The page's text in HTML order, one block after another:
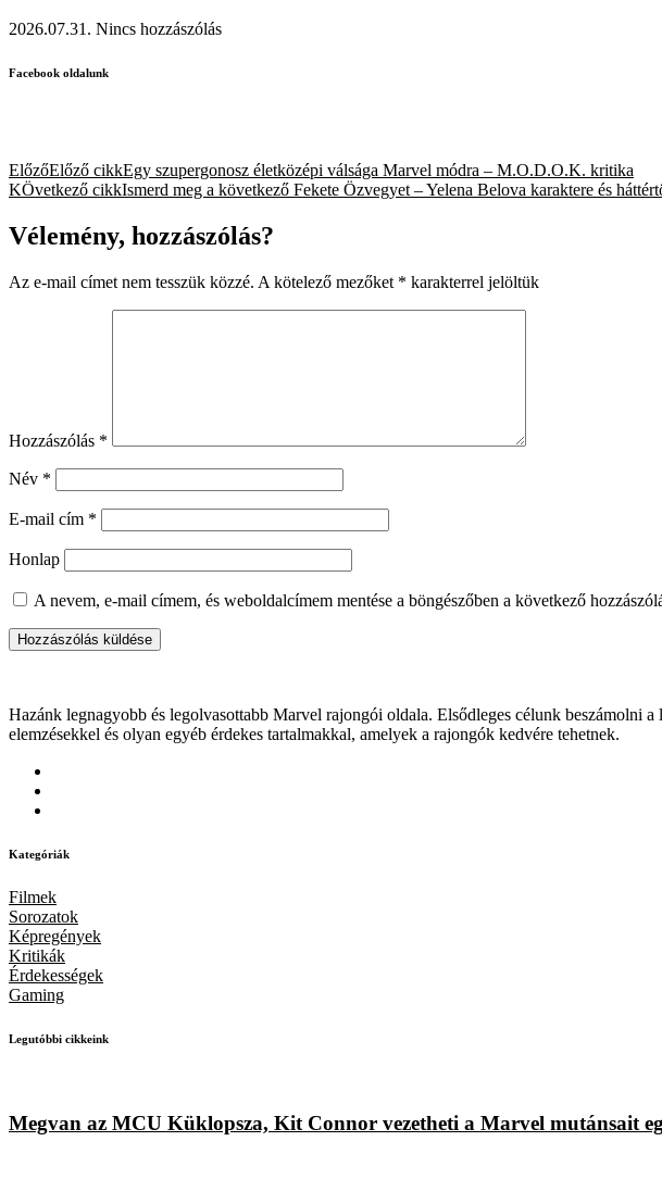
2026.07.31. Nincs hozzászólás
Facebook oldalunk
ElőzőElőző cikkEgy szupergonosz életközépi válsága Marvel módra – M.O.D.O.K. kritika
KÖvetkező cikkIsmerd meg a következő Fekete Özvegyet – Yelena Belova karaktere és
Vélemény, hozzászólás?
Az e-mail címet nem tesszük közzé. A kötelező mezőket * karakterrel jelöltük
Hozzászólás *
Név *
E-mail cím *
Honlap
A nevem, e-mail címem, és weboldalcímem mentése a böngészőben a következő
Hazánk legnagyobb és legolvasottabb Marvel rajongói oldala. Elsődleges célunk beszámolni
elemzésekkel és olyan egyéb érdekes tartalmakkal, amelyek a rajongók kedvére tehetnek.
Kategóriák
Filmek
Sorozatok
Képregények
Kritikák
Érdekességek
Gaming
Legutóbbi cikkeink
Megvan az MCU Küklopsza, Kit Connor vezetheti a Marvel mutánsait